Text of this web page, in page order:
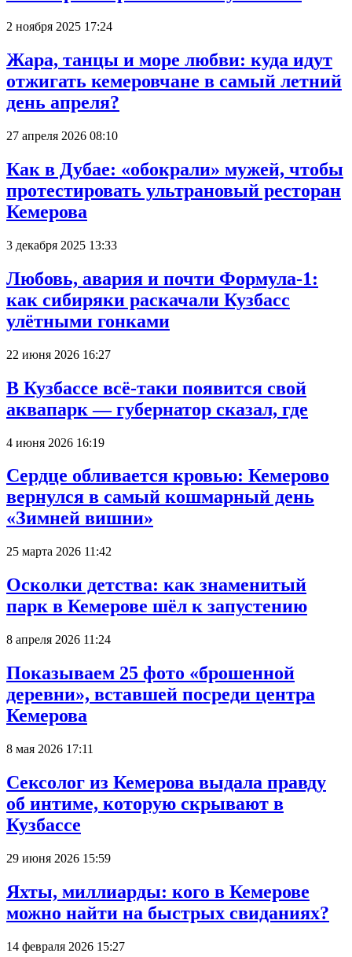
2 ноября 2025 17:24
Жара, танцы и море любви: куда идут
отжигать кемеровчане в самый летний
день апреля?
27 апреля 2026 08:10
Как в Дубае: «обокрали» мужей, чтобы
протестировать ультрановый ресторан
Кемерова
3 декабря 2025 13:33
Любовь, авария и почти Формула-1:
как сибиряки раскачали Кузбасс
улётными гонками
22 июня 2026 16:27
В Кузбассе всё-таки появится свой
аквапарк — губернатор сказал, где
4 июня 2026 16:19
Сердце обливается кровью: Кемерово
вернулся в самый кошмарный день
«Зимней вишни»
25 марта 2026 11:42
Осколки детства: как знаменитый
парк в Кемерове шёл к запустению
8 апреля 2026 11:24
Показываем 25 фото «брошенной
деревни», вставшей посреди центра
Кемерова
8 мая 2026 17:11
Сексолог из Кемерова выдала правду
об интиме, которую скрывают в
Кузбассе
29 июня 2026 15:59
Яхты, миллиарды: кого в Кемерове
можно найти на быстрых свиданиях?
14 февраля 2026 15:27